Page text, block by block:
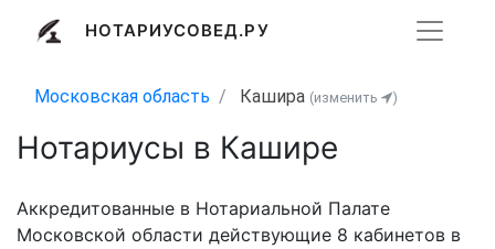
НОТАРИУСОВЕД.РУ
Московская область Кашира (изменить )
Нотариусы в Кашире
Аккредитованные в Нотариальной Палате
Московской области действующие 8 кабинетов в